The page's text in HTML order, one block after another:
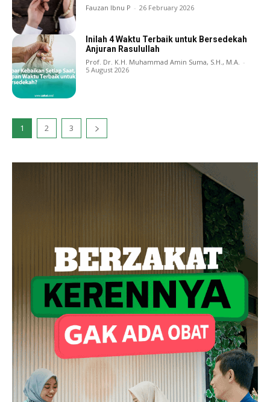
Fauzan Ibnu P - 26 February 2026
Inilah 4 Waktu Terbaik untuk Bersedekah
Anjuran Rasulullah
Prof. Dr. K.H. Muhammad Amin Suma, S.H., M.A. -
5 August 2026
1 2 3